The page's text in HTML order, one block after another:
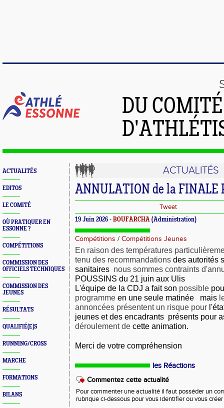
DU
ACTUALITÉS
EDITOS
LE COMITÉ
OÙ PRATIQUER EN
ESSONNE ?
COMPÉTITIONS
COMMISSION DES
OFFICIELS TECHNIQUES
COMMISSION DES
JEUNES
RÉSULTATS
QUALIFIÉ(E)S
RUNNING/CROSS
MARCHE
FORMATIONS
BILANS
ACTUALITÉS
ANNULATION de la FINALE
Tweet
19 Juin 2026 - BOUFARCHA (Administration)
Compétitions / Compétitions Jeunes
En raison des températures
tenu des recommandations des autorités
sanitaires nous sommes contraints
POUSSINS du 21 juin aux Ulis
L'équipe de la CDJ a fait son possible
programme en une seule matinée mais
annoncées présentent un risque pour
jeunes et des encadrants présents pour
déroulement de cette animation.
Merci de votre compréhension
les Réactions
Commentez cette actualité
Pour commenter une actualité il faut posséder un
rubrique ci-dessous pour vous identifier ou vous